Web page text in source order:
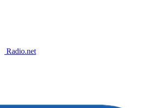
Radio.net